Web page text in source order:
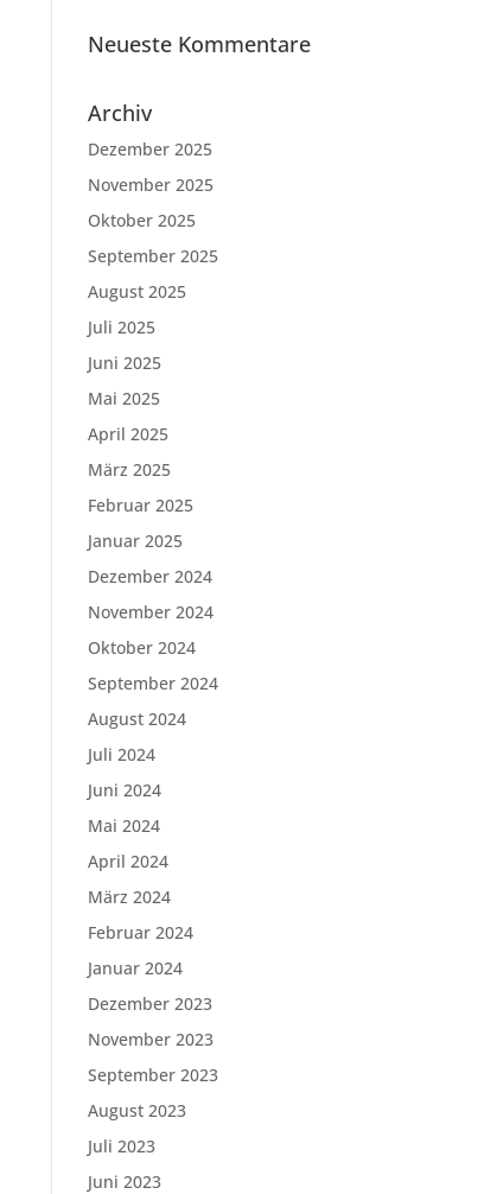
Neueste Kommentare
Archiv
Dezember 2025
November 2025
Oktober 2025
September 2025
August 2025
Juli 2025
Juni 2025
Mai 2025
April 2025
März 2025
Februar 2025
Januar 2025
Dezember 2024
November 2024
Oktober 2024
September 2024
August 2024
Juli 2024
Juni 2024
Mai 2024
April 2024
März 2024
Februar 2024
Januar 2024
Dezember 2023
November 2023
September 2023
August 2023
Juli 2023
Juni 2023